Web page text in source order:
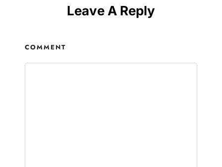
Leave A Reply
COMMENT